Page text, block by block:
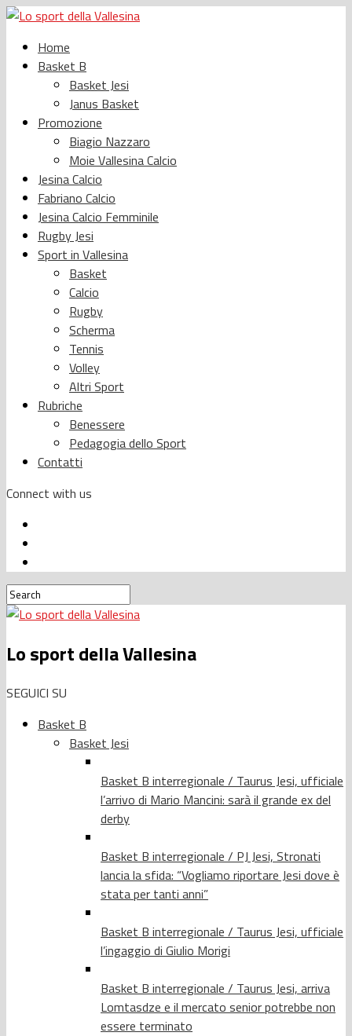
Home
Basket B
Basket Jesi
Janus Basket
Promozione
Biagio Nazzaro
Moie Vallesina Calcio
Jesina Calcio
Fabriano Calcio
Jesina Calcio Femminile
Rugby Jesi
Sport in Vallesina
Basket
Calcio
Rugby
Scherma
Tennis
Volley
Altri Sport
Rubriche
Benessere
Pedagogia dello Sport
Contatti
Connect with us
Lo sport della Vallesina
SEGUICI SU
Basket B
Basket Jesi
Basket B interregionale / Taurus Jesi, ufficiale
l’arrivo di Mario Mancini: sarà il grande ex del
derby
Basket B interregionale / PJ Jesi, Stronati
lancia la sfida: “Vogliamo riportare Jesi dove è
stata per tanti anni”
Basket B interregionale / Taurus Jesi, ufficiale
l’ingaggio di Giulio Morigi
Basket B interregionale / Taurus Jesi, arriva
Lomtasdze e il mercato senior potrebbe non
essere terminato